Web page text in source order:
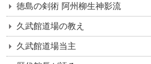
徳島の剣術 阿州柳生神影流
久武館道場の教え
久武館道場当主